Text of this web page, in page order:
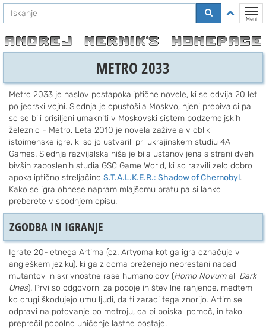
Na
vsebino
Meni
METRO 2033
Metro 2033 je naslov postapokaliptične novele, ki se odvija 20 let
po jedrski vojni. Slednja je opustošila Moskvo, njeni prebivalci pa
so se bili prisiljeni umakniti v Moskovski sistem podzemeljskih
železnic - Metro. Leta 2010 je novela zaživela v obliki
istoimenske igre, ki so jo ustvarili pri ukrajinskem studiu 4A
Games. Slednja razvijalska hiša je bila ustanovljena s strani dveh
bivših zaposlenih studia GSC Game World, ki so razvili zelo dobro
apokaliptično streljačino S.T.A.L.K.E.R.: Shadow of Chernobyl.
Kako se igra obnese napram mlajšemu bratu pa si lahko
preberete v spodnjem opisu.
ZGODBA IN IGRANJE
Igrate 20-letnega Artima (oz. Artyoma kot ga igra označuje v
angleškem jeziku), ki ga z doma preženejo neprestani napadi
mutantov in skrivnostne rase humanoidov (Homo Novumali Dark
Ones). Prvi so odgovorni za poboje in številne ranjence, medtem
ko drugi škodujejo umu ljudi, da ti zaradi tega znorijo. Artim se
odpravi na potovanje po metroju, da bi poiskal pomoč, in tako
preprečil popolno uničenje lastne postaje.